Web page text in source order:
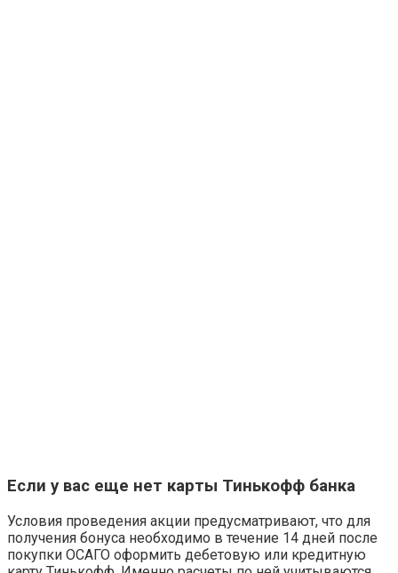
Если у вас еще нет карты Тинькофф банка
Условия проведения акции предусматривают, что для
получения бонуса необходимо в течение 14 дней после
покупки ОСАГО оформить дебетовую или кредитную